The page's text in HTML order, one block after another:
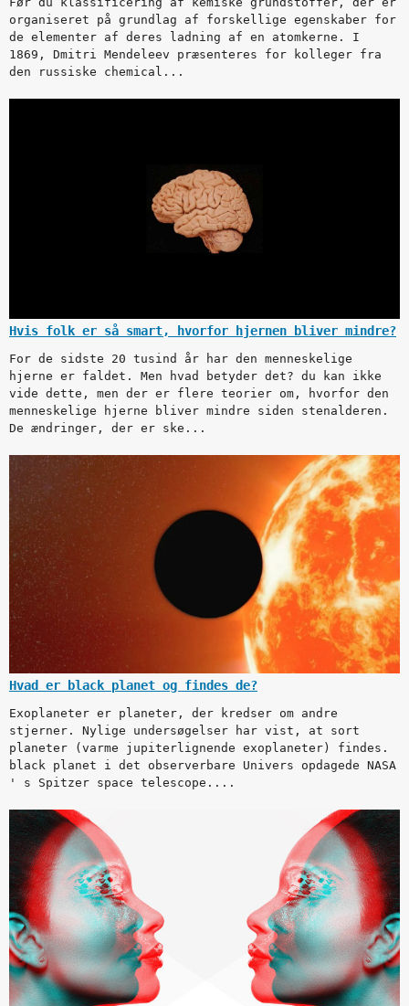
organiseret på grundlag af forskellige egenskaber for
de elementer af deres ladning af en atomkerne. I
1869, Dmitri Mendeleev præsenteres for kolleger fra
den russiske chemical...
Hvis folk er så smart, hvorfor hjernen bliver mindre?
For de sidste 20 tusind år har den menneskelige
hjerne er faldet. Men hvad betyder det? du kan ikke
vide dette, men der er flere teorier om, hvorfor den
menneskelige hjerne bliver mindre siden stenalderen.
De ændringer, der er ske...
Hvad er black planet og findes de?
Exoplaneter er planeter, der kredser om andre
stjerner. Nylige undersøgelser har vist, at sort
planeter (varme jupiterlignende exoplaneter) findes.
black planet i det observerbare Univers opdagede NASA
' s Spitzer space telescope....